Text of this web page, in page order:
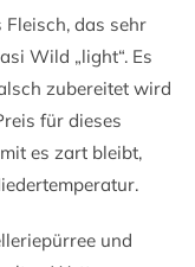
das sehr
Wild „light“. Es
zubereitet wird
für dieses
es zart bleibt,
und